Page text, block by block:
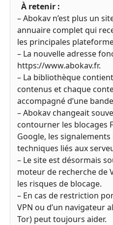
À retenir :
– Abokav n’est plus un
annuaire complet qui
les principales
– La nouvelle adresse
https://www.abokav.fr.
– La bibliothèque
contenus et chaque
accompagné d’une
– Abokav changeait
contourner les blocages
Google, les signalements
techniques liés aux
– Le site est désormais
moteur de recherche de
les risques de blocage.
– En cas de restriction
VPN ou d’un navigateur
Tor) peut toujours aider.